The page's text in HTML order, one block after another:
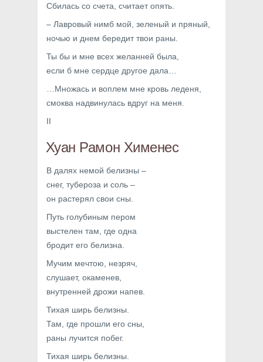
Сбилась со счета, считает опять.
– Лавровый нимб мой, зеленый и пряный,
ночью и днем бередит твои раны.
Ты бы и мне всех желанней была,
если б мне сердце другое дала…
…Множась и воплем мне кровь леденя,
смоква надвинулась вдруг на меня.
II
Хуан Рамон Хименес
В далях немой белизны –
снег, тубероза и соль –
он растерял свои сны.
Путь голубиным пером
выстелен там, где одна
бродит его белизна.
Мучим мечтою, незряч,
слушает, окаменев,
внутренней дрожи напев.
Тихая ширь белизны.
Там, где прошли его сны,
раны лучится побег.
Тихая ширь белизны.